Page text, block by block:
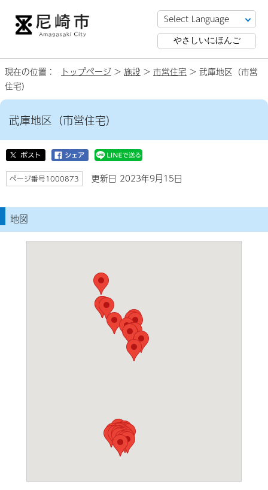
やさしいにほんご
現在の位置： トップページ > 施設 > 市営住宅 > 武庫地区（市営
住宅）
武庫地区（市営住宅）
ページ番号1000873 更新日 2023年9月15日
地図